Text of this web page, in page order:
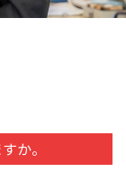
か。